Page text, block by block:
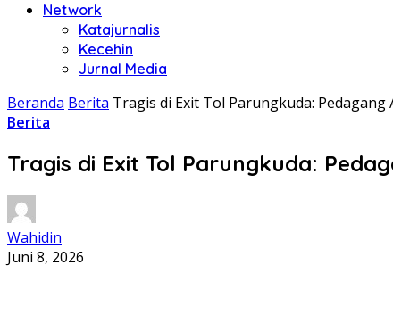
Network
Katajurnalis
Kecehin
Jurnal Media
Beranda Berita Tragis di Exit Tol Parungkuda:
Berita
Tragis di Exit Tol Parungkuda:
Wahidin
Juni 8, 2026